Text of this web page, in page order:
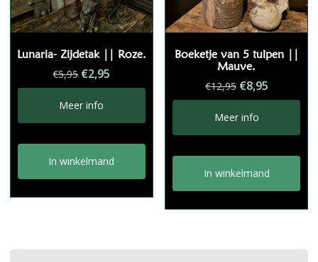
Lunaria- Zijdetak || Roze.
€5,95 Oorspronkelijke
prijs
was:
€5,95.
€2,95
prijs
€2,95.
Meer info
In winkelmand
Boeketje van 5 tulpen ||
Mauve.
€12,95
prijs
was:
€12,95.
€8,95Huidige
prijs
€8,95.
Meer info
In winkelmand